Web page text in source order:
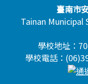
頁尾區域內容
臺南市
Tainan Municipal
學校地址：
學校電話：